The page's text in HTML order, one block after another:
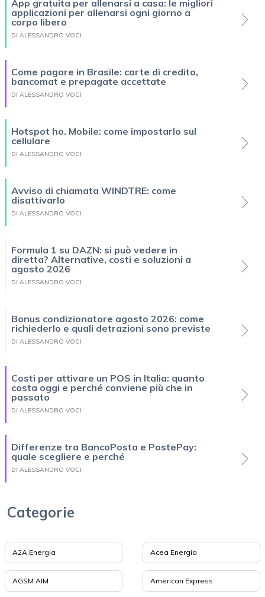
App gratuita per allenarsi a casa: le migliori
applicazioni per allenarsi ogni giorno a
corpo libero
DI ALESSANDRO VOCI
Come pagare in Brasile: carte di credito,
bancomat e prepagate accettate
DI ALESSANDRO VOCI
Hotspot ho. Mobile: come impostarlo sul
cellulare
DI ALESSANDRO VOCI
Avviso di chiamata WINDTRE: come
disattivarlo
DI ALESSANDRO VOCI
Formula 1 su DAZN: si può vedere in
diretta? Alternative, costi e soluzioni a
agosto 2026
DI ALESSANDRO VOCI
Bonus condizionatore agosto 2026: come
richiederlo e quali detrazioni sono previste
DI ALESSANDRO VOCI
Costi per attivare un POS in Italia: quanto
costa oggi e perché conviene più che in
passato
DI ALESSANDRO VOCI
Differenze tra BancoPosta e PostePay:
quale scegliere e perché
DI ALESSANDRO VOCI
Categorie
A2A Energia Acea Energia
AGSM AIM American Express